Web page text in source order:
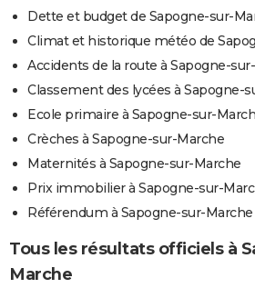
Dette et budget de Sapogne-sur-
Climat et historique météo de
Accidents de la route à Sapogne-
Classement des lycées à Sapogne-
Ecole primaire à Sapogne-sur-
Crèches à Sapogne-sur-Marche
Maternités à Sapogne-sur-Marche
Prix immobilier à Sapogne-sur-
Référendum à Sapogne-sur-Marche
Tous les résultats officiels à
Marche